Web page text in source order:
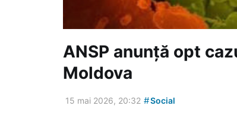
ANSP anunță opt
Moldova
15 mai 2026, 20:32 #Social